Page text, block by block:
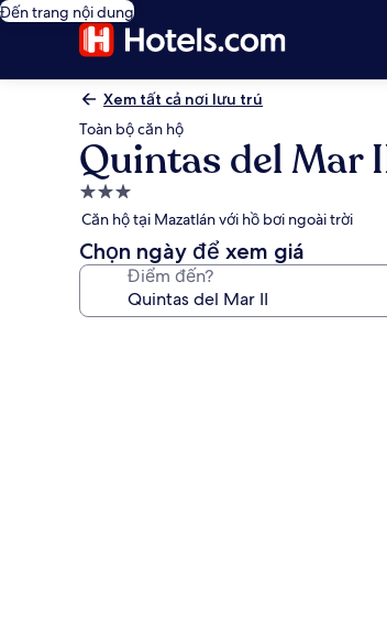
Đến trang nội dung
Xem tất cả nơi lưu trú
Toàn bộ căn hộ
Quintas del Mar
Nơi
lưu
trú
3.0
Căn hộ tại Mazatlán với hồ bơi ngoài trời
Chọn ngày để xem giá
Điểm đến?